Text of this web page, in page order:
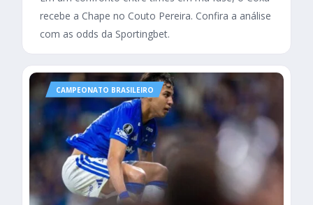
recebe a Chape no Couto Pereira. Confira a análise
com as odds da Sportingbet.
CAMPEONATO BRASILEIRO